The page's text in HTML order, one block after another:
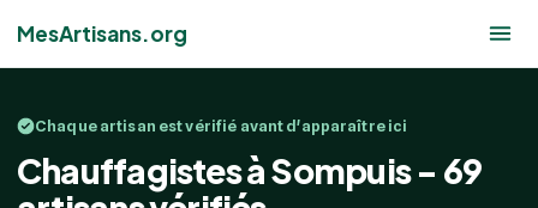
MesArtisans.org
Chaque artisan est vérifié avant d'apparaître ici
Chauffagistes à Sompuis - 69